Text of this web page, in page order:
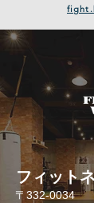
フィット
​〒332-0034